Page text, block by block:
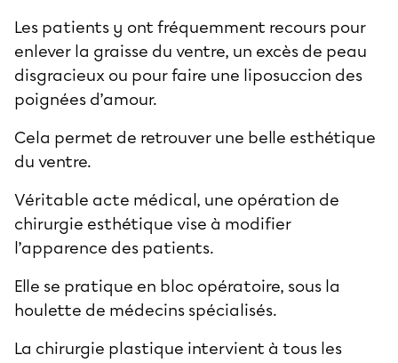
Les patients y ont fréquemment recours pour
enlever la graisse du ventre, un excès de peau
disgracieux ou pour faire une liposuccion des
poignées d’amour.
Cela permet de retrouver une belle esthétique
du ventre.
Véritable acte médical, une opération de
chirurgie esthétique vise à modifier
l’apparence des patients.
Elle se pratique en bloc opératoire, sous la
houlette de médecins spécialisés.
La chirurgie plastique intervient à tous les